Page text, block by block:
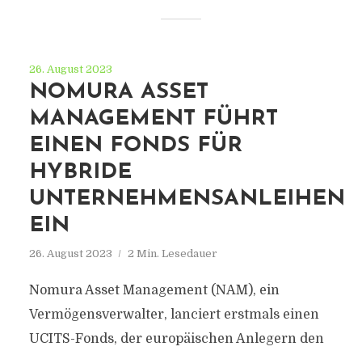
26. August 2023
NOMURA ASSET
MANAGEMENT FÜHRT
EINEN FONDS FÜR
HYBRIDE
UNTERNEHMENSANLEIHEN
EIN
26. August 2023 2 Min. Lesedauer
Nomura Asset Management (NAM), ein
Vermögensverwalter, lanciert erstmals einen
UCITS-Fonds, der europäischen Anlegern den